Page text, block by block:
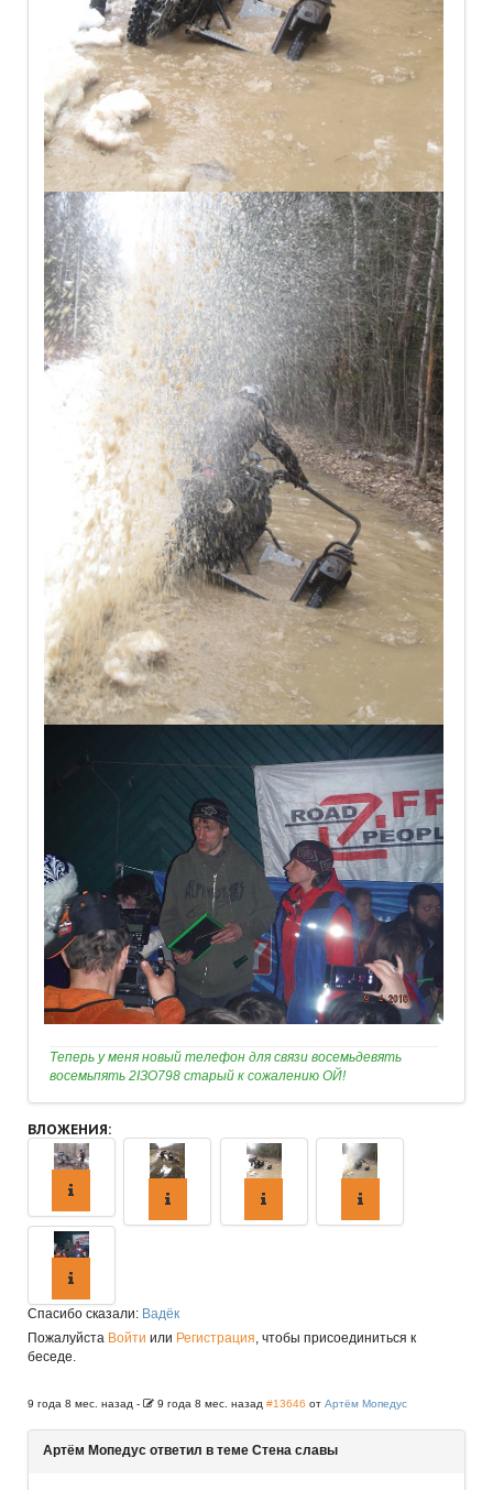
Теперь у меня новый телефон для связи восемьдевять
восемьпять 2IЗО798 старый к сожалению ОЙ!
ВЛОЖЕНИЯ:
Спасибо сказали: Вадёк
Пожалуйста Войти или Регистрация , чтобы присоединиться к
беседе.
9 года 8 мес. назад - 9 года 8 мес. назад #13646 от Артём Мопедус
Артём Мопедус ответил в теме Стена славы